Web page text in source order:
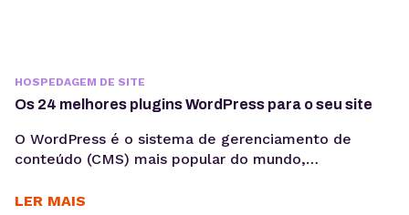
HOSPEDAGEM DE SITE
Os 24 melhores plugins WordPress para o seu site
O WordPress é o sistema de gerenciamento de
conteúdo (CMS) mais popular do mundo,
Uma das razões dessa popularidade é a diversidade
LER MAIS